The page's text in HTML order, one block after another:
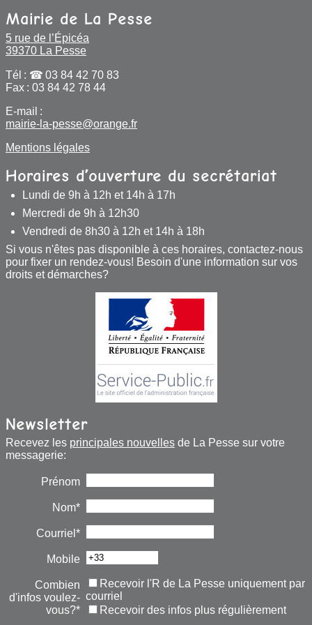
Mairie de La Pesse
5 rue de l’Épicéa
39370 La Pesse
Tél :
03 84 42 70 83
Fax : 03 84 42 78 44
E-mail :
mairie-la-pesse@orange.fr
Mentions légales
Horaires d’ouverture du secrétariat
Lundi de 9h à 12h et 14h à 17h
Mercredi de 9h à 12h30
Vendredi de 8h30 à 12h et 14h à 18h
Si vous n'êtes pas disponible à ces horaires, contactez-nous
pour fixer un rendez-vous! Besoin d'une information sur vos
droits et démarches?
Newsletter
Recevez les principales nouvelles de La Pesse sur votre
messagerie:
Prénom
Nom*
Courriel*
Mobile
Combien
d'infos voulez-
vous?*
Recevoir l'R de La Pesse uniquement par
courriel
Recevoir des infos plus régulièrement